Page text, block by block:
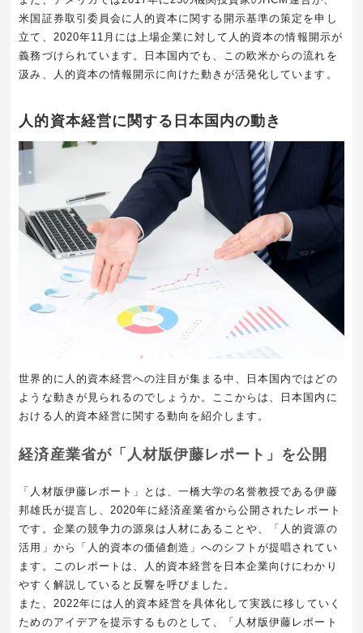
米国証券取引委員会に人的資本に関する開示基準の策定を申し
立て、2020年11月には上場企業に対して人的資本の情報開示が
義務づけられています。日本国内でも、この欧米からの流れを
汲み、人的資本の情報開示に向けた動きが活発化しています。
人的資本経営に関する日本国内の動き
世界的に人的資本経営への注目が集まる中、日本国内ではどの
ような動きが見られるのでしょうか。ここからは、日本国内に
おける人的資本経営に関する動向を紹介します。
経済産業省が「人材版伊藤レポート」を公開
「人材版伊藤レポート」とは、一橋大学の名誉教授である伊藤
邦雄氏が提言し、2020年に経済産業省から公開されたレポート
です。企業の競争力の源泉は人材にあることや、「人的資源の
活用」から「人的資本の価値創造」へのシフトが提唱されてい
ます。このレポートは、人的資本経営を日本企業向けにわかり
やすく解説していると反響を呼びました。
また、2022年には人的資本経営を具体化して実践に移していく
ためのアイデアを提示するものとして、「人材版伊藤レポート